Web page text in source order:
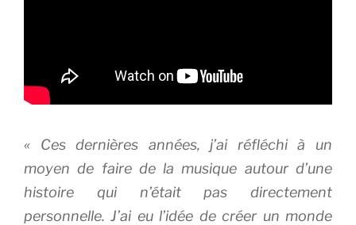
« Ces dernières années, j’ai réfléchi à un
moyen de faire de la musique autour d’une
histoire qui n’était pas directement
personnelle. J’ai eu l’idée de créer un monde